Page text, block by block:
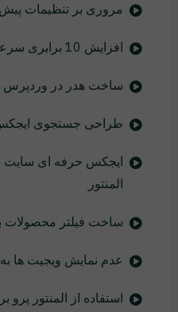
مروری بر تنظیمات
افزایش 10 برابری سرعت المنتور
ساخت هدر در وردپرس
طراحی جستجوی
ایجکس حرفه ای سایت
المنتور
ساخت فیلتر محصولات
عدم نمایش ویجیت ها
استفاده از المنتور